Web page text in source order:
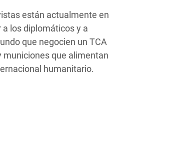
están actualmente en
a los diplomáticos y a
que negocien un TCA
municiones que alimentan
humanitario.